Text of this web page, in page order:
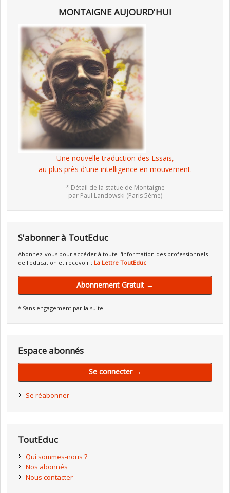
MONTAIGNE AUJOURD'HUI
Une nouvelle traduction des Essais,
au plus près d'une intelligence en mouvement.
* Détail de la statue de Montaigne
par Paul Landowski (Paris 5ème)
S'abonner à ToutEduc
Abonnez-vous pour accéder à toute l'information des professionnels
de l'éducation et recevoir : La Lettre ToutEduc
Abonnement Gratuit →
* Sans engagement par la suite.
Espace abonnés
Se connecter →
Se réabonner
ToutEduc
Qui sommes-nous ?
Nos abonnés
Nous contacter